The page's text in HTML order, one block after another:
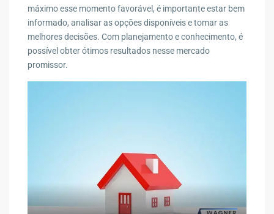
máximo esse momento favorável, é importante estar bem
informado, analisar as opções disponíveis e tomar as
melhores decisões. Com planejamento e conhecimento, é
possível obter ótimos resultados nesse mercado
promissor.